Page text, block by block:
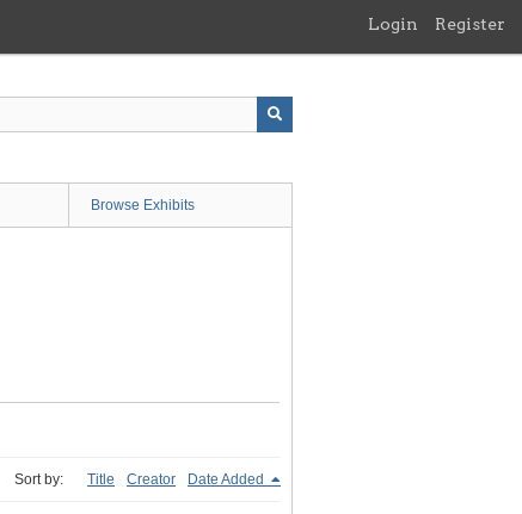
Login Register
Browse Exhibits
Sort by: Title Creator Date Added